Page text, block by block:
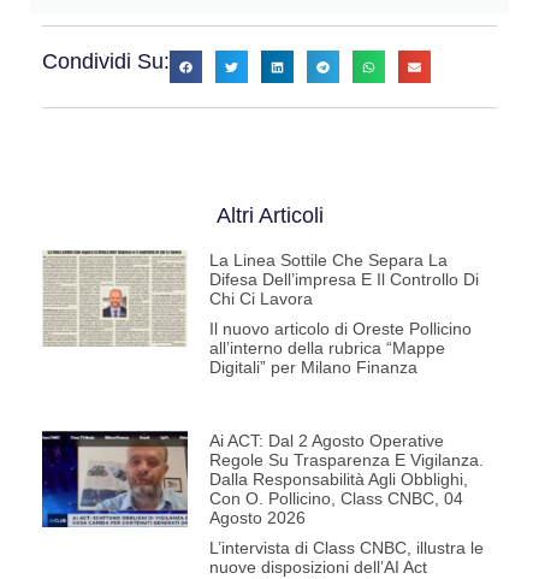
Condividi Su:
Altri Articoli
La Linea Sottile Che Separa La
Difesa Dell’impresa E Il Controllo Di
Chi Ci Lavora
Il nuovo articolo di Oreste Pollicino
all’interno della rubrica “Mappe
Digitali” per Milano Finanza
Ai ACT: Dal 2 Agosto Operative
Regole Su Trasparenza E Vigilanza.
Dalla Responsabilità Agli Obblighi,
Con O. Pollicino, Class CNBC, 04
Agosto 2026
L’intervista di Class CNBC, illustra le
nuove disposizioni dell’AI Act